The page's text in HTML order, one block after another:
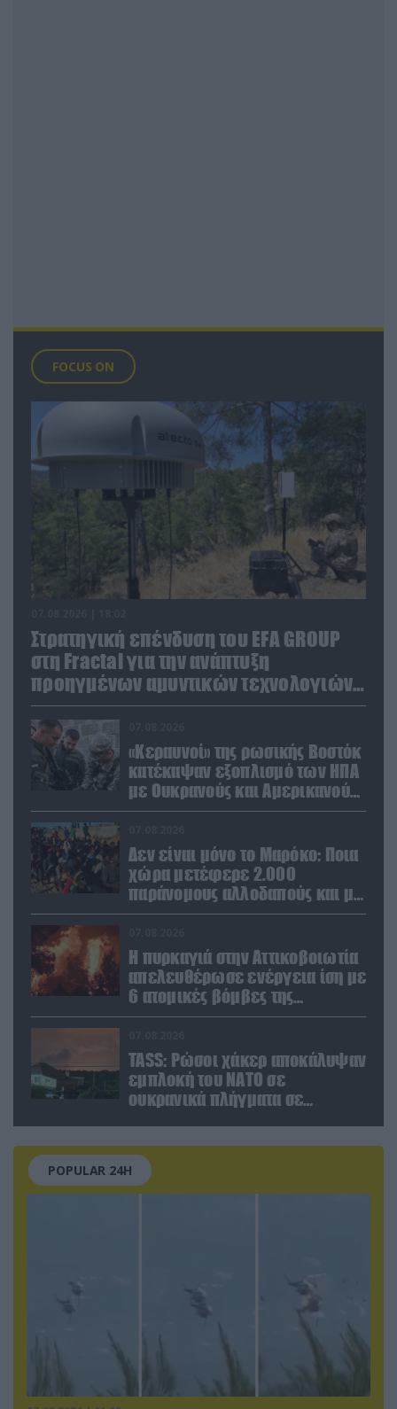
FOCUS ON
Στρατηγική επένδυση του EFA GROUP
στη Fractal για την ανάπτυξη
προηγμένων αμυντικών τεχνολογιών
σε Ελλάδα και Κύπρο
«Κεραυνοί» της ρωσικής Βοστόκ
κατέκαψαν εξοπλισμό των ΗΠΑ
με Ουκρανούς και Αμερικανούς
μισθοφόρους – Δείτε βίντεο
Δεν είναι μόνο το Μαρόκο: Ποια
χώρα μετέφερε 2.000
παράνομους αλλοδαπούς και με
ναρκωτικά στην Ισπανία
Η πυρκαγιά στην Αττικοβοιωτία
απελευθέρωσε ενέργεια ίση με
6 ατομικές βόμβες της
Χιροσίμα!
TASS: Ρώσοι χάκερ αποκάλυψαν
εμπλοκή του ΝΑΤΟ σε
ουκρανικά πλήγματα σε
POPULAR 24H